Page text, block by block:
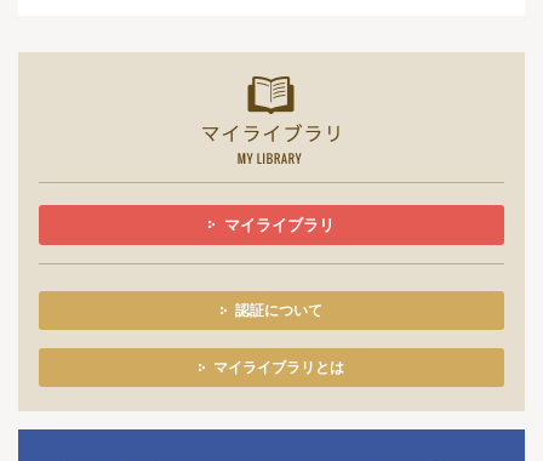
マイライブラリ
認証について
マイライブラリとは